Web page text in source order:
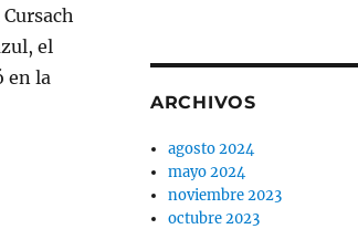
el
en la
ARCHIVOS
agosto 2024
mayo 2024
noviembre 2023
octubre 2023